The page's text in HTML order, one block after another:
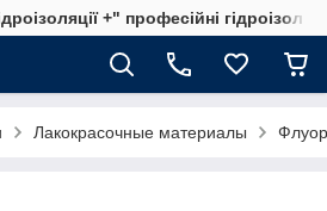
+" професійні
Лакокрасочные материалы